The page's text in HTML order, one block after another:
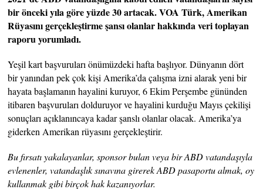
bir önceki yıla göre yüzde 30 artacak. VOA Türk, Amerikan
Rüyasını gerçekleştirme şansı olanlar hakkında veri toplayan
raporu yorumladı.
Yeşil kart başvuruları önümüzdeki hafta başlıyor. Dünyanın dört
bir yanından pek çok kişi Amerika’da çalışma izni alarak yeni bir
hayata başlamanın hayalini kuruyor, 6 Ekim Perşembe gününden
itibaren başvuruları dolduruyor ve hayalini kurduğu Mayıs çekilişi
sonuçları açıklanıncaya kadar şanslı olanlar olacak. Amerika’ya
giderken Amerikan rüyasını gerçekleştirir.
Bu fırsatı yakalayanlar, sponsor bulan veya bir ABD vatandaşıyla
evlenenler, vatandaşlık sınavına girerek ABD pasaportu almak, oy
kullanmak gibi birçok hak kazanıyorlar.